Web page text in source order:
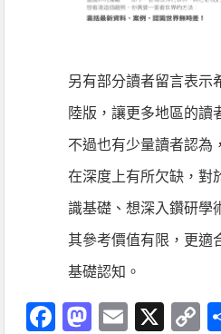
另有部分讀者留言表示
陸版，讓更多地區的讀
不過也有少量讀者認為
在深度上有所欠缺，對
識基礎、想深入鑽研學
其參考價值有限，更適
基礎認知。
Facebook
Mastodon
Email
X